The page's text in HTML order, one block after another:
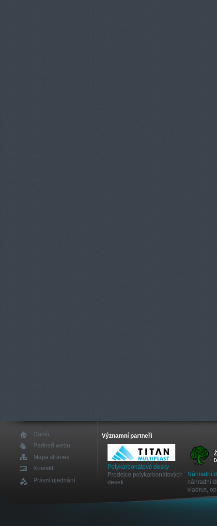
Domů
Partneři webu
Mapa stránek
Kontakt
Právní ujednání
Významní partneři
Polykarbonátové desky
Prodejce polykarbonátových
desek
Náhradní
náhradní
viadrus,